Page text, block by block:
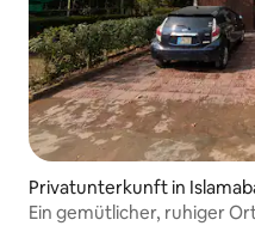
Privatunterkunft in
Ein gemütlicher, ruhiger